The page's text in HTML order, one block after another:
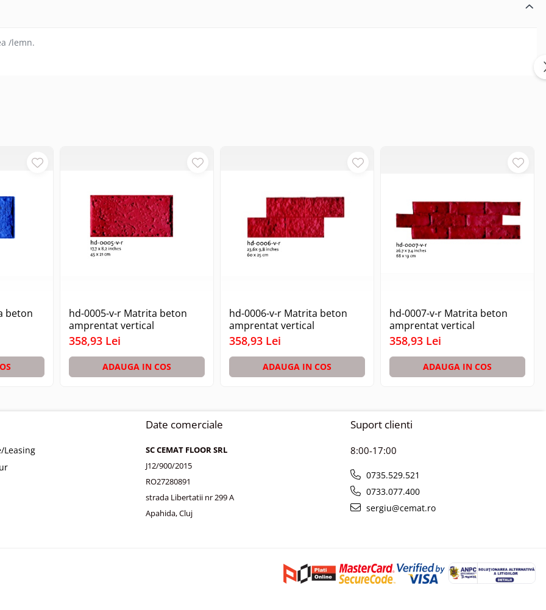
/lemn.
beton
hd-0005-v-r Matrita beton
amprentat vertical
358,93 Lei
ADAUGA IN COS
hd-0006-v-r Matrita beton
amprentat vertical
358,93 Lei
ADAUGA IN COS
hd-0007-v-r Matrita beton
amprentat vertical
358,93 Lei
ADAUGA IN COS
Leasing
Date comerciale
SC CEMAT FLOOR SRL
J12/900/2015
RO27280891
strada Libertatii nr 299 A
Apahida, Cluj
Suport clienti
8:00-17:00
0735.529.521
0733.077.400
sergiu@cemat.ro